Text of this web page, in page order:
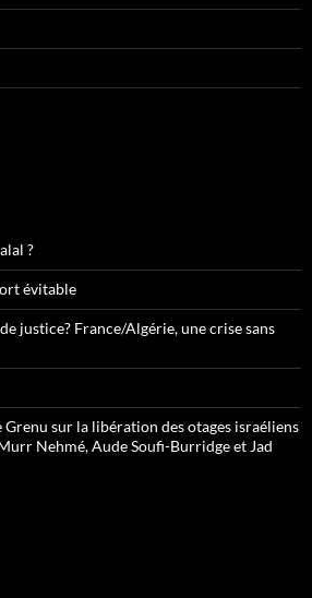
?
évitable
justice? France/Algérie, une crise sans
sur la libération des otages israéliens
Nehmé, Aude Soufi-Burridge et Jad